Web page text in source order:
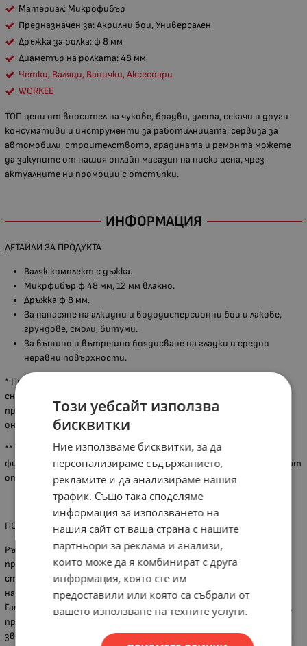
Материал: Микрофибър
Предназначен за: Акрилни бои, Универсален
Дръжка за ролка: ф 8 мм
Диаметър на ролката: 48 мм
Четки, Валяци, Ванички, Аксесоари
WORKEE
ТОП цени от вносител на чукове, брадви, длета, секачи и други
консумативи и инструменти за работилницата, сервиза за
автомобили, строителството, градината и ремонта можете
да закупите от нашия онлайн магазин на ниска цена, чрез
актуалните ни промоции с отстъпки.
ИНФОРМАЦИЯ
ДЕТАЙЛИ ЗА ПРОДУКТА
Валяк комплект с дъжка.
Микрфибър ф 48 мм, 12 мм влакно.
Дръжка ф 8 мм.
За нанасяне на алкидни и вододисперсионни бои и лакове,
грундове, смоли, битуми.
За външно и вътрешно боядисване на гладки и средно
неравни повърхности.
* При някои артикули са възможни разлики между показаната
снимка и реалния продукт, поради акуализация на дизайна от
производителя или неналичие на каталожна снимка, за което
онлайн магазинът не носи отговорност.
** Вариантите за доставка са до адрес, до офис на куриерска
фирма или от наш офис в Хасково. Всички наши клиенти ползват
отстъпки за куриерските услуги на Спиди и Еконт.
ПОВЕЧЕ ЗА ГРУПАТА ПРОДУКТИ
Ръчните инструменти са неизменна част от ежедневието,
производството, авто сервизите, ремонта и
строителството. Богатият асортимент от инструменти в
нашият онлайн магазин е с добро качество на достъпни цени.
Гамата включва Удължители, Клещи и Отвертки - стандартни,
професионални, специализирани, Пили за дърво и метал, Гаечни,
звездогаечни и френски ключове, Дискове за рязане и шлайфане,
Този уебсайт използва
бисквитки
Ние използваме бисквитки, за да
персонализираме съдържанието,
рекламите и да анализираме нашия
трафик. Също така споделяме
информация за използването на
нашия сайт от ваша страна с нашите
партньори за реклама и анализи,
които може да я комбинират с друга
информация, която сте им
предоставили или която са събрали от
вашето използване на техните услуги.